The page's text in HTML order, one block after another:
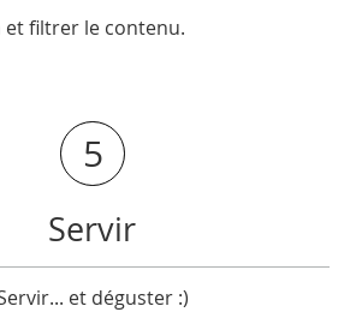
filtrer le contenu.
5
Servir
et déguster :)